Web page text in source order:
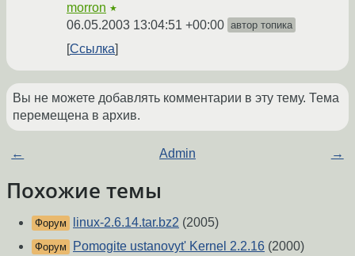
morron ★
06.05.2003 13:04:51 +00:00 автор топика
Ссылка
Вы не можете добавлять комментарии в эту тему. Тема
перемещена в архив.
← Admin →
Похожие темы
Форум linux-2.6.14.tar.bz2 (2005)
Форум Pomogite ustanovyt' Kernel 2.2.16 (2000)